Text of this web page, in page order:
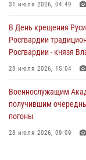
31 июля 2026, 04:49
В День крещения
Росгвардии
Росгвардии - князя
28 июля 2026, 15:04
Военнослужащим
получившим
погоны
28 июля 2026, 09:09